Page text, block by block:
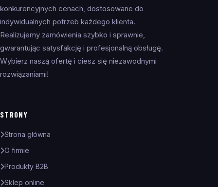
konkurencyjnych cenach, dostosowane do
indywidualnych potrzeb każdego klienta.
Realizujemy zamówienia szybko i sprawnie,
gwarantując satysfakcję i profesjonalną obsługę.
Wybierz naszą ofertę i ciesz się niezawodnymi
rozwiązaniami!
STRONY
Strona główna
O firmie
Produkty B2B
Sklep online